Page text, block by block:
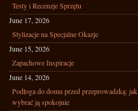
Testy i Recenzje Sprzętu
June 17, 2026
Stylizacje na Specjalne Okazje
June 15, 2026
Zapachowe Inspiracje
June 14, 2026
Podłoga do domu przed przeprowadzką: jak
wybrać ją spokojnie